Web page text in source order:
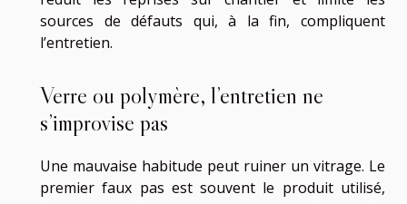
sources de défauts qui, à la fin, compliquent
l’entretien.
Verre ou polymère, l’entretien ne
s’improvise pas
Une mauvaise habitude peut ruiner un vitrage. Le
premier faux pas est souvent le produit utilisé,